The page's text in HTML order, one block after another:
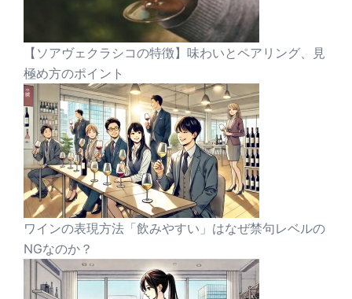
【ソアヴェクラシコの特徴】味わいとペアリング、見
極め方のポイント
ワインの表現方法「飲みやすい」はなぜ禁句レベルの
NGなのか？